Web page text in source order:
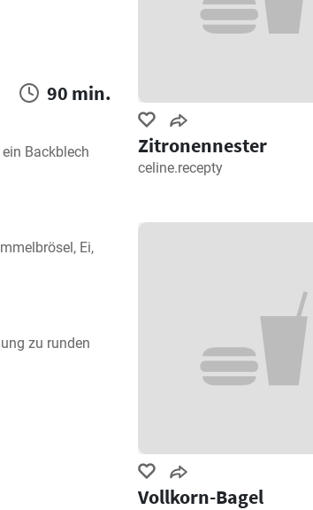
90 min.
Backblech
Ei,
zu runden
Zitronennester
celine.recepty
Vollkorn-Bagel